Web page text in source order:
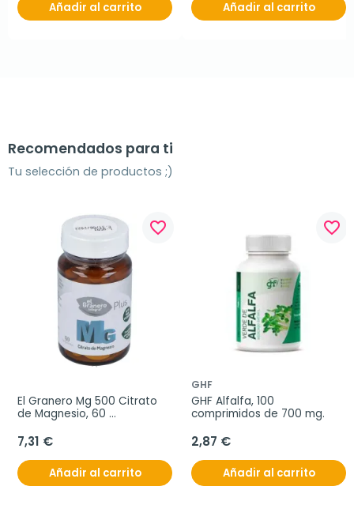
Añadir al carrito Añadir al carrito
Recomendados para ti
Tu selección de productos ;)
favorite_border
El Granero Mg 500 Citrato
de Magnesio, 60
7,31 €
Añadir al carrito
favorite_border
GHF
GHF Alfalfa, 100
comprimidos de 700 mg.
2,87 €
Añadir al carrito